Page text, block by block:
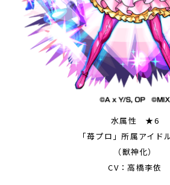
水属性 ★6
「苺プロ」所属アイド
（獣神化）
CV：高橋李依